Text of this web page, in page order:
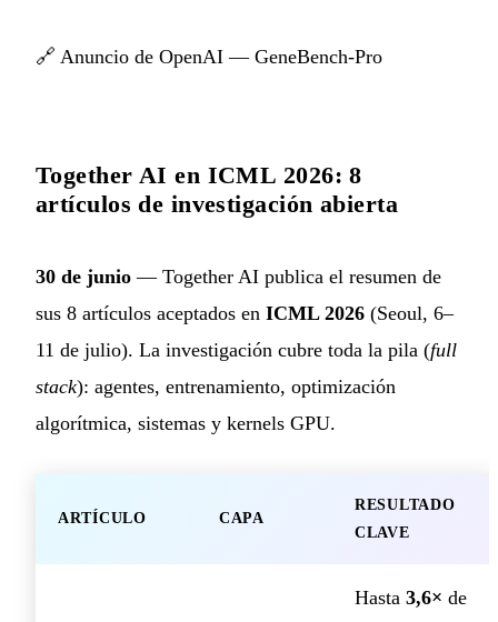
🔗 Anuncio de OpenAI — GeneBench-Pro
Together AI en ICML 2026: 8
artículos de investigación abierta
30 de junio — Together AI publica el resumen de
sus 8 artículos aceptados en ICML 2026 (Seoul, 6–
11 de julio). La investigación cubre toda la pila (full
stack): agentes, entrenamiento, optimización
algorítmica, sistemas y kernels GPU.
ARTÍCULO CAPA
RESULTADO
CLAVE
Hasta 3,6× de